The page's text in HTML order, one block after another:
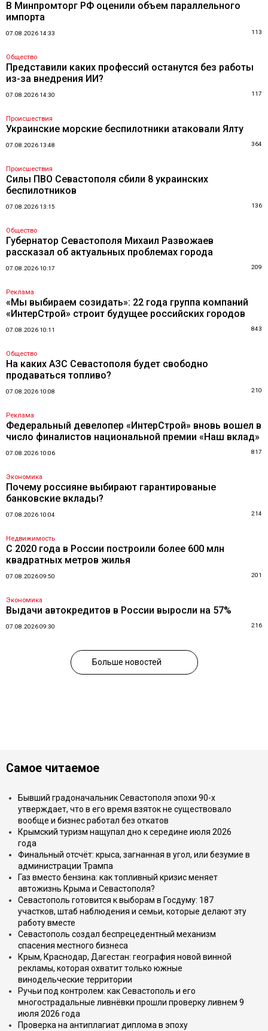
В Минпромторг РФ оценили объем параллельного
импорта
07.08.2026 14:33 113
Общество
Представили каких профессий останутся без работы
из-за внедрения ИИ?
07.08.2026 14:30 117
Происшествия
Украинские морские беспилотники атаковали Ялту
07.08.2026 13:48 364
Происшествия
Силы ПВО Севастополя сбили 8 украинских
беспилотников
07.08.2026 13:15 136
Общество
Губернатор Севастополя Михаил Развожаев
рассказал об актуальных проблемах города
07.08.2026 10:17 209
Реклама
«Мы выбираем созидать»: 22 года группа компаний
«ИнтерСтрой» строит будущее российских городов
07.08.2026 10:11 843
Общество
На каких АЗС Севастополя будет свободно
продаваться топливо?
07.08.2026 10:08 210
Реклама
Федеральный девелопер «ИнтерСтрой» вновь вошел в
число финалистов национальной премии «Наш вклад»
07.08.2026 10:06 817
Экономика
Почему россияне выбирают гарантированые
банковские вклады?
07.08.2026 10:04 214
Недвижимость
С 2020 года в России построили более 600 млн
квадратных метров жилья
07.08.2026 09:50 201
Экономика
Выдачи автокредитов в России выросли на 57%
07.08.2026 09:30 216
Больше новостей
Самое читаемое
Бывший градоначальник Севастополя эпохи 90-х
утверждает, что в его время взяток не существовало
вообще и бизнес работал без откатов
Крымский туризм нащупал дно к середине июля 2026
года
Финальный отсчёт: крыса, загнанная в угол, или безумие в
администрации Трампа
Газ вместо бензина: как топливный кризис меняет
автожизнь Крыма и Севастополя?
Севастополь готовится к выборам в Госдуму: 187
участков, штаб наблюдения и семьи, которые делают эту
работу вместе
Севастополь создал беспрецедентный механизм
спасения местного бизнеса
Крым, Краснодар, Дагестан: география новой винной
рекламы, которая охватит только южные
винодельческие территории
Ручьи под контролем: как Севастополь и его
многострадальные ливнёвки прошли проверку ливнем 9
июля 2026 года
Проверка на антиплагиат диплома в эпоху